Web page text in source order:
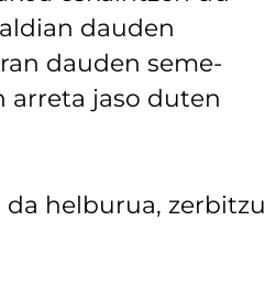
dauden
dauden seme-
arreta jaso duten
helburua, zerbitzu